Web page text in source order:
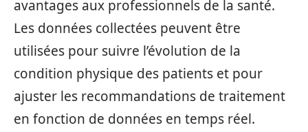
avantages aux professionnels de la santé.
Les données collectées peuvent être
utilisées pour suivre l’évolution de la
condition physique des patients et pour
ajuster les recommandations de traitement
en fonction de données en temps réel.